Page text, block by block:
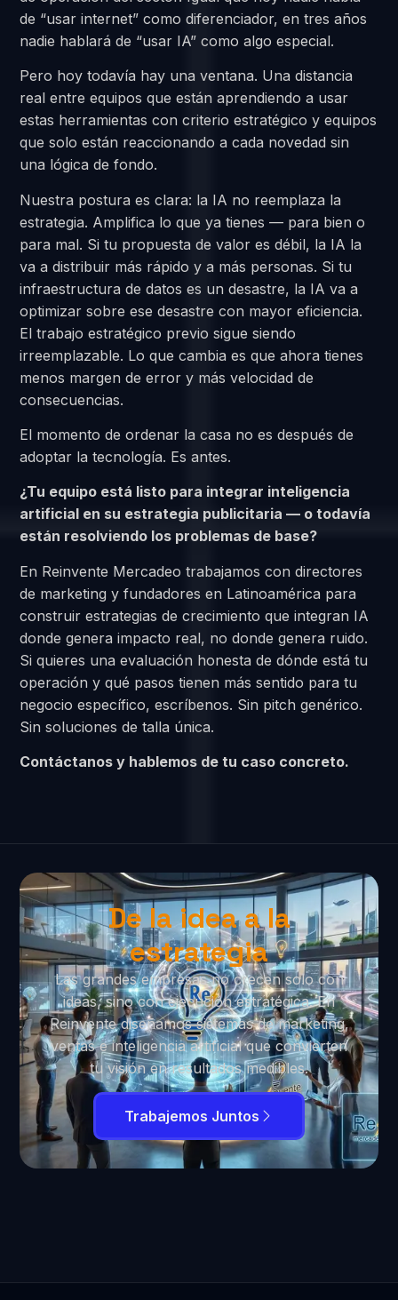
de “usar internet” como diferenciador, en tres años
nadie hablará de “usar IA” como algo especial.
Pero hoy todavía hay una ventana. Una distancia
real entre equipos que están aprendiendo a usar
estas herramientas con criterio estratégico y equipos
que solo están reaccionando a cada novedad sin
una lógica de fondo.
Nuestra postura es clara: la IA no reemplaza la
estrategia. Amplifica lo que ya tienes — para bien o
para mal. Si tu propuesta de valor es débil, la IA la
va a distribuir más rápido y a más personas. Si tu
infraestructura de datos es un desastre, la IA va a
optimizar sobre ese desastre con mayor eficiencia.
El trabajo estratégico previo sigue siendo
irreemplazable. Lo que cambia es que ahora tienes
menos margen de error y más velocidad de
consecuencias.
El momento de ordenar la casa no es después de
adoptar la tecnología. Es antes.
¿Tu equipo está listo para integrar inteligencia
artificial en su estrategia publicitaria — o todavía
están resolviendo los problemas de base?
En Reinvente Mercadeo trabajamos con directores
de marketing y fundadores en Latinoamérica para
construir estrategias de crecimiento que integran IA
donde genera impacto real, no donde genera ruido.
Si quieres una evaluación honesta de dónde está tu
operación y qué pasos tienen más sentido para tu
negocio específico, escríbenos. Sin pitch genérico.
Sin soluciones de talla única.
Contáctanos y hablemos de tu caso concreto.
De la idea a la
estrategia
Las grandes empresas no crecen solo con
ideas, sino con ejecución estratégica. En
Reinvente diseñamos sistemas de marketing,
ventas e inteligencia artificial que convierten
tu visión en resultados medibles.
Trabajemos Juntos